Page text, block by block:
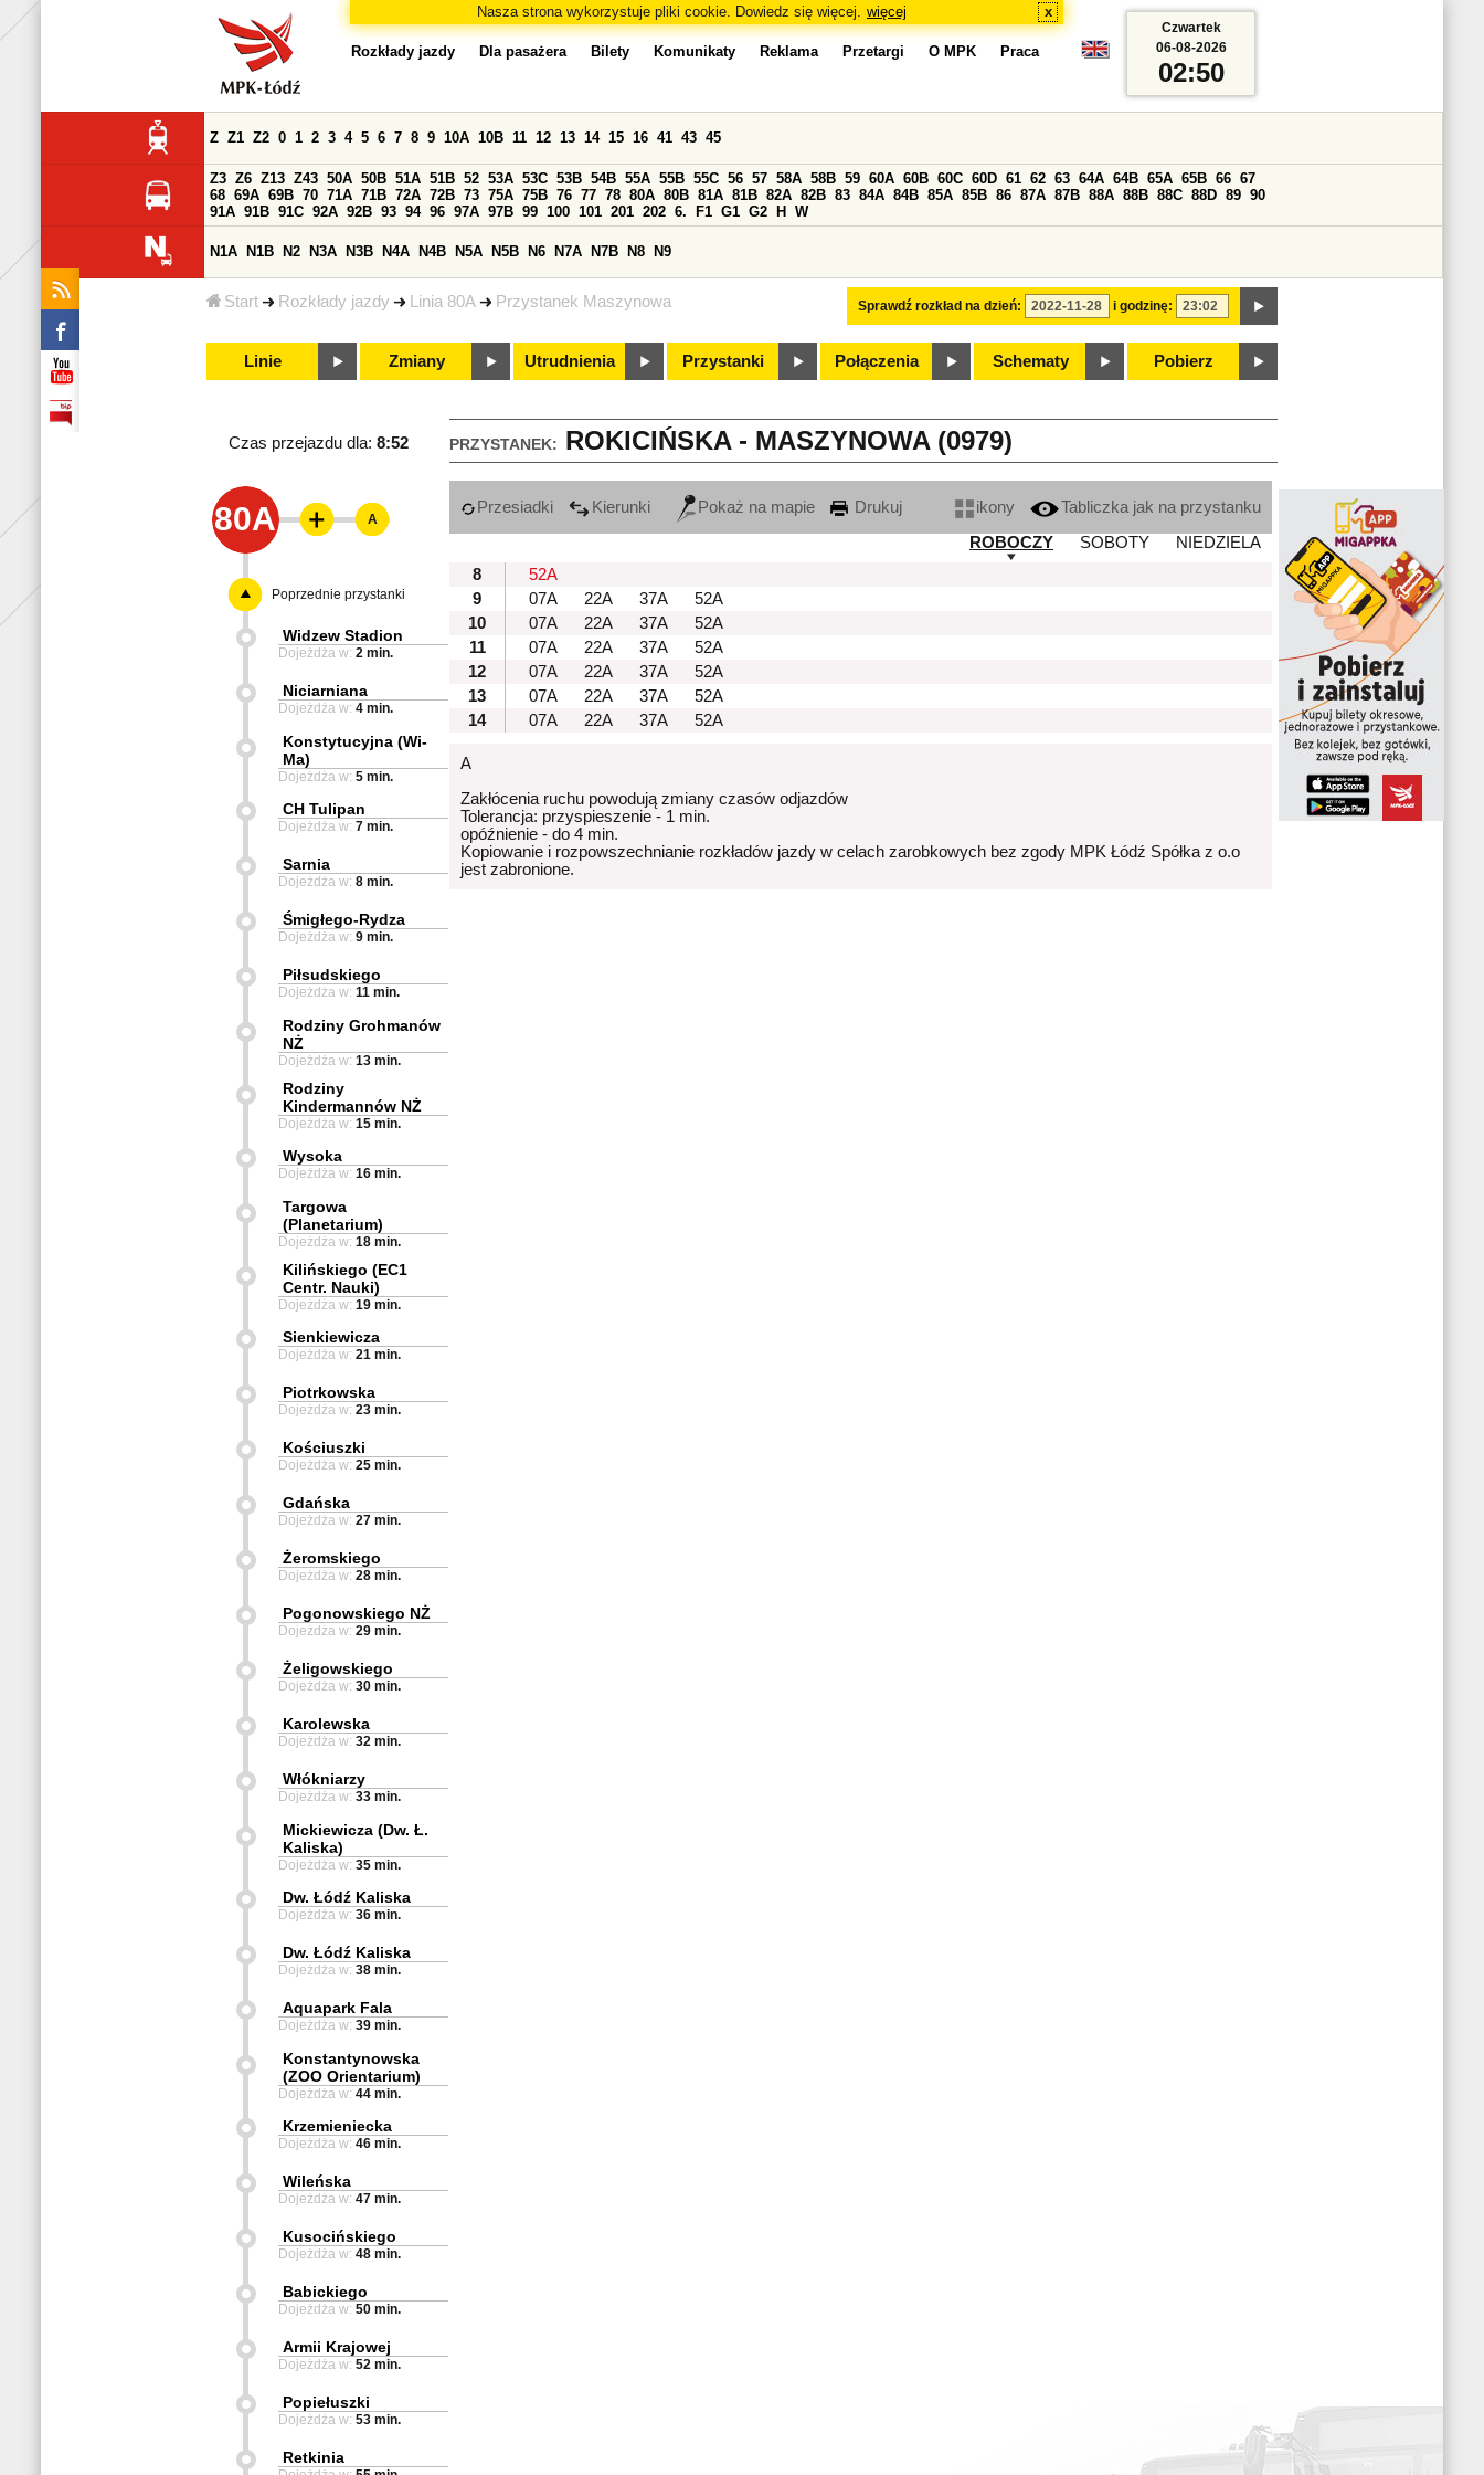
Nasza strona wykorzystuje pliki cookie. Dowiedz się więcej. więcej x
Start Rozkłady jazdy Linia 80A Przystanek Maszynowa
Rozkłady jazdy Dla pasażera Bilety Komunikaty Reklama Przetargi O MPK Praca
Sprawdź rozkład na dzień: i godzinę:
Z Z1 Z2 0 1 2 3 4 5 6 7 8 9 10A 10B 11 12 13 14 15 16 41 43 45
Z3 Z6 Z13 Z43 50A 50B 51A 51B 52 53A 53C 53B 54B 55A 55B 55C 56 57 58A 58B 59 60A 60B 60C 60D 61 62 63 64A 64B 65A 65B 66 67
68 69A 69B 70 71A 71B 72A 72B 73 75A 75B 76 77 78 80A 80B 81A 81B 82A 82B 83 84A 84B 85A 85B 86 87A 87B 88A 88B 88C 88D 89 90
91A 91B 91C 92A 92B 93 94 96 97A 97B 99 100 101 201 202 6. F1 G1 G2 H W
N1A N1B N2 N3A N3B N4A N4B N5A N5B N6 N7A N7B N8 N9
Linie Zmiany Utrudnienia Przystanki Połączenia Schematy Pobierz
Czwartek
06-08-2026
02:50
PRZYSTANEK: ROKICIŃSKA - MASZYNOWA (0979)
Czas przejazdu dla: 8:52
80A Przesiadki Kierunki Pokaż na mapie Drukuj ikony
Tabliczka jak na przystanku
ROBOCZY
SOBOTY
NIEDZIELA
8
52A
9
07A 22A 37A
52A
10
07A 22A 37A
52A
11
07A 22A 37A
52A
12
07A 22A 37A
52A
13
07A 22A 37A
52A
14
07A 22A 37A 52A
A
Zakłócenia ruchu powodują zmiany czasów odjazdów
Tolerancja: przyspieszenie - 1 min.
opóźnienie - do 4 min.
Kopiowanie i rozpowszechnianie rozkładów jazdy w celach zarobkowych bez zgody MPK Łódź Spółka z o.o
jest zabronione.
A
Poprzednie przystanki
Widzew Stadion
Dojeżdża w: 2 min.
Niciarniana
Dojeżdża w: 4 min.
Konstytucyjna (Wi-
Ma)
Dojeżdża w: 5 min.
CH Tulipan
Dojeżdża w: 7 min.
Sarnia
Dojeżdża w: 8 min.
Śmigłego-Rydza
Dojeżdża w: 9 min.
Piłsudskiego
Dojeżdża w: 11 min.
Rodziny Grohmanów
NŻ
Dojeżdża w: 13 min.
Rodziny
Kindermannów NŻ
Dojeżdża w: 15 min.
Wysoka
Dojeżdża w: 16 min.
Targowa
(Planetarium)
Dojeżdża w: 18 min.
Kilińskiego (EC1
Centr. Nauki)
Dojeżdża w: 19 min.
Sienkiewicza
Dojeżdża w: 21 min.
Piotrkowska
Dojeżdża w: 23 min.
Kościuszki
Dojeżdża w: 25 min.
Gdańska
Dojeżdża w: 27 min.
Żeromskiego
Dojeżdża w: 28 min.
Pogonowskiego NŻ
Dojeżdża w: 29 min.
Żeligowskiego
Dojeżdża w: 30 min.
Karolewska
Dojeżdża w: 32 min.
Włókniarzy
Dojeżdża w: 33 min.
Mickiewicza (Dw. Ł.
Kaliska)
Dojeżdża w: 35 min.
Dw. Łódź Kaliska
Dojeżdża w: 36 min.
Dw. Łódź Kaliska
Dojeżdża w: 38 min.
Aquapark Fala
Dojeżdża w: 39 min.
Konstantynowska
(ZOO Orientarium)
Dojeżdża w: 44 min.
Krzemieniecka
Dojeżdża w: 46 min.
Wileńska
Dojeżdża w: 47 min.
Kusocińskiego
Dojeżdża w: 48 min.
Babickiego
Dojeżdża w: 50 min.
Armii Krajowej
Dojeżdża w: 52 min.
Popiełuszki
Dojeżdża w: 53 min.
Retkinia